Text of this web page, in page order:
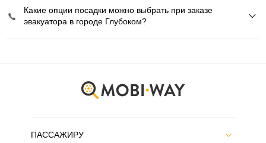
Какие опции посадки можно выбрать при заказе
эвакуатора в городе Глубоком?
ПАССАЖИРУ